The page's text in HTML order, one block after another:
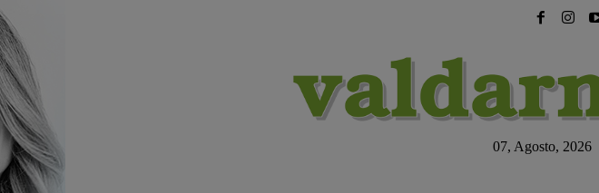
07, Agosto, 2026